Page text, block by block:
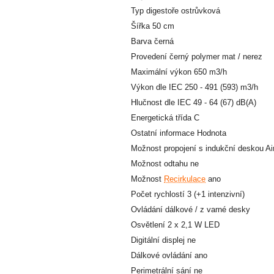
Typ digestoře ostrůvková
Šířka 50 cm
Barva černá
Provedení černý polymer mat / nerez
Maximální výkon 650 m3/h
Výkon dle IEC 250 - 491 (593) m3/h
Hlučnost dle IEC 49 - 64 (67) dB(A)
Energetická třída C
Ostatní informace Hodnota
Možnost propojení s indukční deskou
Možnost odtahu ne
Možnost Recirkulace ano
Počet rychlostí 3 (+1 intenzivní)
Ovládání dálkové / z varné desky
Osvětlení 2 x 2,1 W LED
Digitální displej ne
Dálkové ovládání ano
Perimetrální sání ne